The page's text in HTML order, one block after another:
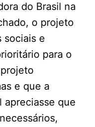
do Brasil na
o projeto
sociais e
para o
e que a
apreciasse que